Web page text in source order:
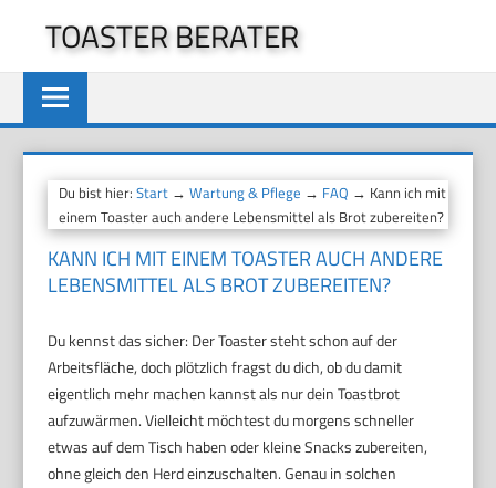
springen
TOASTER BERATER
Du bist hier:Start →Wartung & Pflege → FAQ → Kann ich mit
einem Toaster auch andere Lebensmittel als Brot zubereiten?
KANN ICH MIT EINEM TOASTER AUCH ANDERE
LEBENSMITTEL ALS BROT ZUBEREITEN?
Du kennst das sicher: Der Toaster steht schon auf der
Arbeitsfläche, doch plötzlich fragst du dich, ob du damit
eigentlich mehr machen kannst als nur dein Toastbrot
aufzuwärmen. Vielleicht möchtest du morgens schneller
etwas auf dem Tisch haben oder kleine Snacks zubereiten,
ohne gleich den Herd einzuschalten. Genau in solchen